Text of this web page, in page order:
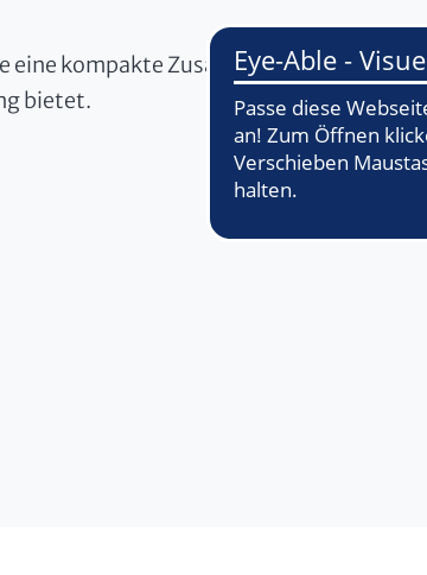
eine kompakte Zusammenstellung, die
bietet.